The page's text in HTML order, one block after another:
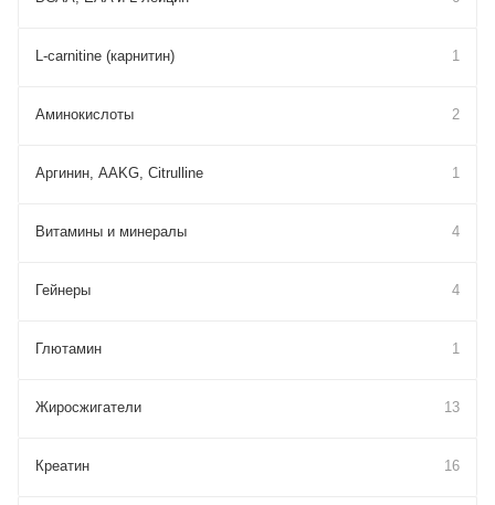
L-carnitine (карнитин) 1
Аминокислоты 2
Аргинин, AAKG, Citrulline 1
Витамины и минералы 4
Гейнеры 4
Глютамин 1
Жиросжигатели 13
Креатин 16